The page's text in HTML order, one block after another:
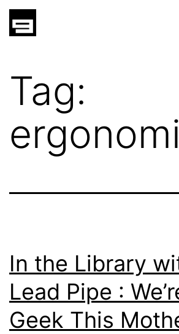
Skip
gatsu
Tag:
In the Library
Lead Pipe :
Geek This